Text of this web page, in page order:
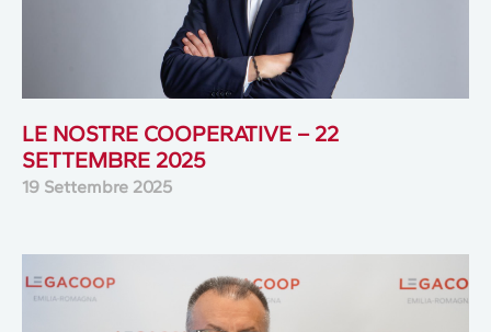
LE NOSTRE COOPERATIVE – 22
SETTEMBRE 2025
19 Settembre 2025